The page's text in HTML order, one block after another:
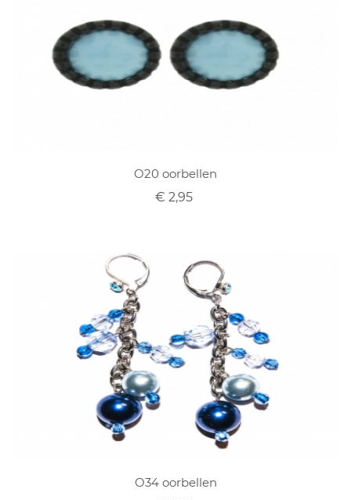
O20 oorbellen
€ 2,95
O34 oorbellen